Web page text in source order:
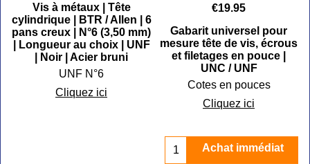
Vis à métaux | Tête
cylindrique | BTR / Allen | 6
pans creux | N°6 (3,50 mm)
| Longueur au choix | UNF
| Noir | Acier bruni
UNF N°6
Cliquez ici
€19.95
Gabarit universel pour
mesure tête de vis, écrous
et filetages en pouce |
UNC / UNF
Cotes en pouces
Cliquez ici
Achat immédiat